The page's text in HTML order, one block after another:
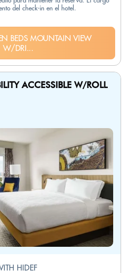
del check-in en el hotel.
BEDS MOUNTAIN VIEW
W/DRI...
ACCESSIBLE W/ROLL
HIDEF